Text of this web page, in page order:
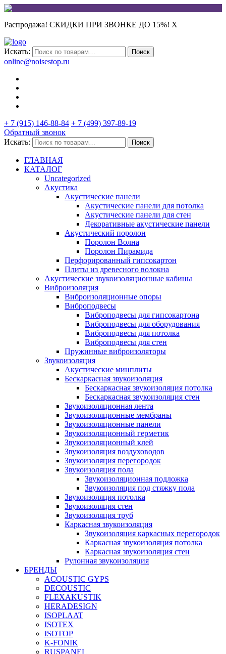
Распродажа! СКИДКИ ПРИ ЗВОНКЕ ДО 15%! X
Искать: Поиск
online@noisestop.ru
+ 7 (915) 146-88-84 + 7 (499) 397-89-19
Обратный звонок
Искать:
Поиск
ГЛАВНАЯ
КАТАЛОГ
Uncategorized
Акустика
Акустические панели
Акустические панели для потолка
Акустические панели для стен
Декоративные акустические панели
Акустический поролон
Поролон Волна
Поролон Пирамида
Перфорированный гипсокартон
Плиты из древесного волокна
Акустические звукоизоляционные кабины
Виброизоляция
Виброизоляционные опоры
Виброподвесы
Виброподвесы для гипсокартона
Виброподвесы для оборудования
Виброподвесы для потолка
Виброподвесы для стен
Пружинные виброизоляторы
Звукоизоляция
Акустические минплиты
Бескаркасная звукоизоляция
Бескаркасная звукоизоляция потолка
Бескаркасная звукоизоляция стен
Звукоизоляционная лента
Звукоизоляционные мембраны
Звукоизоляционные панели
Звукоизоляционный герметик
Звукоизоляционный клей
Звукоизоляция воздуховодов
Звукоизоляция перегородок
Звукоизоляция пола
Звукоизоляционная подложка
Звукоизоляция под стяжку пола
Звукоизоляция потолка
Звукоизоляция стен
Звукоизоляция труб
Каркасная звукоизоляция
Звукоизоляция каркасных перегородок
Каркасная звукоизоляция потолка
Каркасная звукоизоляция стен
Рулонная звукоизоляция
БРЕНДЫ
ACOUSTIC GYPS
DECOUSTIC
FLEXAKUSTIK
HERADESIGN
ISOPLAAT
ISOTEX
ISOTOP
K-FONIK
RUSPANEL